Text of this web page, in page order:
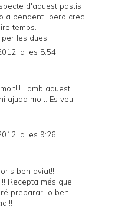
d'aquest pastis
a pendent...pero crec
temps.
les dues.
a les 8:54
i amb aquest
ajuda molt. Es veu
a les 9:26
ben aviat!!
Recepta més que
preparar-lo ben